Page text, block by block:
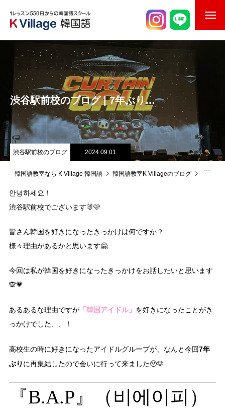
校舎案内
ご入校までの流れ
韓国語講師紹介
スケジュール
K Village韓国留学
渋谷駅前校のブログ | 7年ぶり…
渋谷駅前校のブログ 2024.09.01
韓国語教室なら K Village 韓国語 韓国語教室K Villageのブログ
안녕하세요！
渋谷駅前校でございます🐰🩷
皆さん韓国を好きになったきっかけは何ですか？
様々理由があるかと思います🤗
今回は私が韓国を好きになったきっかけをお話したいと思います
🙊💗
あるあるな理由ですが「韓国アイドル」 を好きになったことがき
っかけでした、、！
高校生の時に好きになったアイドルグループが、なんと今回7年
ぶり に再集結したので会いに行って来ました🥹🫶
『B.A.P』 （비에이피）